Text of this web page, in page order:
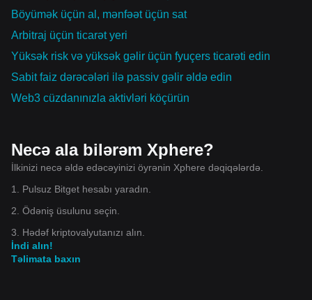
Böyümək üçün al, mənfəət üçün sat
Arbitraj üçün ticarət yeri
Yüksək risk və yüksək gəlir üçün fyuçers ticarəti edin
Sabit faiz dərəcələri ilə passiv gəlir əldə edin
Web3 cüzdanınızla aktivləri köçürün
Necə ala bilərəm Xphere?
İlkinizi necə əldə edəcəyinizi öyrənin Xphere dəqiqələrdə.
1. Pulsuz Bitget hesabı yaradın.
2. Ödəniş üsulunu seçin.
3. Hədəf kriptovalyutanızı alın.
İndi alın!
Təlimata baxın